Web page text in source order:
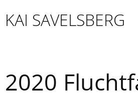
to
content
KAI SAVELSBERG
2020